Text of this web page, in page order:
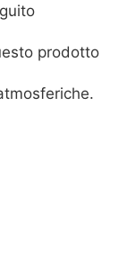
prodotto